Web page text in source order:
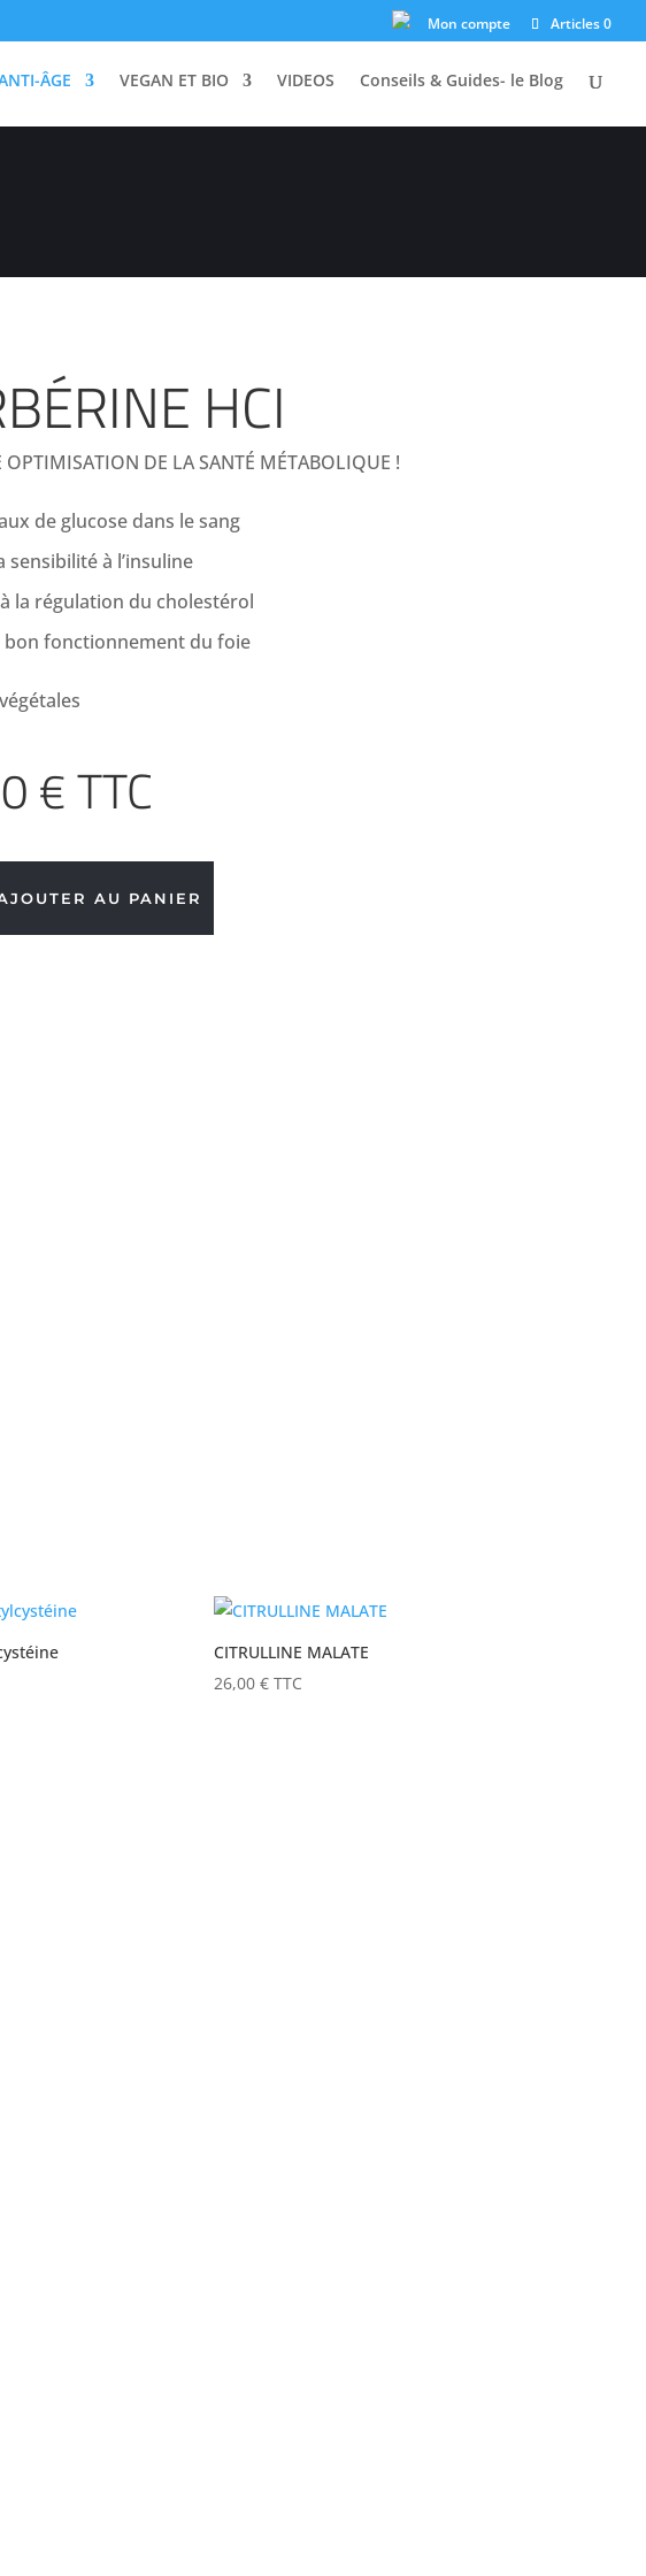
Mon compte Articles 0
ÂGE VEGAN ET BIO VIDEOS Conseils & Guides- le Blog
HCI
OPTIMISATION DE LA SANTÉ MÉTABOLIQUE !
de glucose dans le sang
sensibilité à l’insuline
la régulation du cholestérol
bon fonctionnement du foie
€TTC
AU PANIER
CITRULLINE MALATE
26,00€ TTC